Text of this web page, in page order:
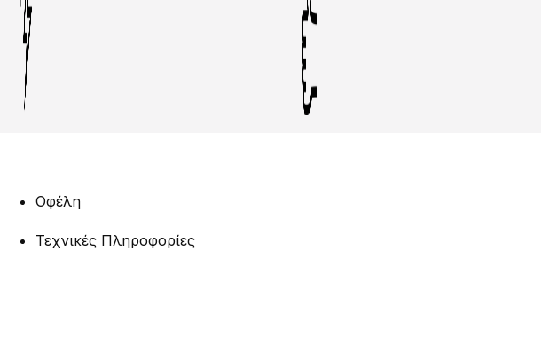
Οφέλη
Τεχνικές Πληροφορίες